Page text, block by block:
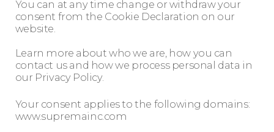
You can at any time change or withdraw your
consent from the Cookie Declaration on our
website.
Learn more about who we are, how you can
contact us and how we process personal data in
our Privacy Policy.
Your consent applies to the following domains:
www.supremainc.com